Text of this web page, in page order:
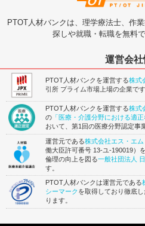
PTOT人材バンクは、理学療法士、作
探しや就職・転職を無料
運営会社
PTOT人材バンクを運営する株式
引所 プライム市場上場の企業です
PTOT人材バンクを運営する株式
の 「医療・介護分野における適
おいて、第1回の医療分野認定事
運営元である株式会社エス・エ
働大臣許可番号 13-ユ-190019）
倫理の向上を図る一般社団法人
す。
PTOT人材バンクは運営元である
シーマーク を取得しており徹底
ります。